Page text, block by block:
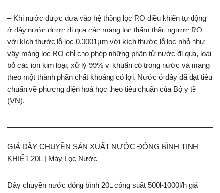
– Khi nước được đưa vào hệ thống lọc RO điều khiển tự động
ở đây nước được đi qua các màng lọc thẩm thấu ngược RO
với kích thước lỗ lọc 0.0001µm với kích thước lỗ lọc nhỏ như
vậy màng lọc RO chỉ cho phép những phân tử nước đi qua, loại
bỏ các ion kim loại, xử lý 99% vi khuẩn có trong nước và mang
theo một thành phần chất khoáng có lợi. Nước ở đây đã đạt tiêu
chuẩn về phương diện hoá học theo tiêu chuẩn của Bộ y tế
(VN).
GIÁ DÂY CHUYỀN SẢN XUẤT NƯỚC ĐÓNG BÌNH TINH
KHIẾT 20L | Máy Lọc Nước
Dây chuyền nước đóng bình 20L công suất 500l-1000l/h giá